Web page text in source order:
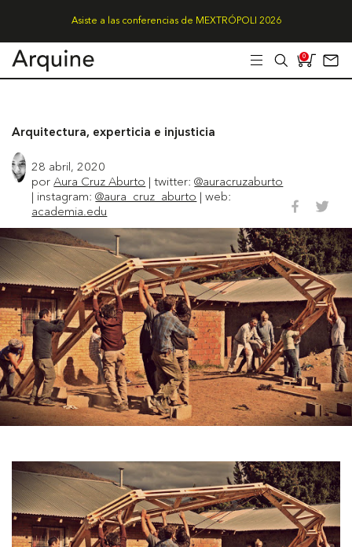
Asiste a las conferencias de MEXTRÓPOLI 2026
0
Arquitectura, experticia e injusticia
28 abril, 2020
porAura Cruz Aburto | twitter:@auracruzaburto
| instagram:@aura_cruz_aburto | web:
academia.edu